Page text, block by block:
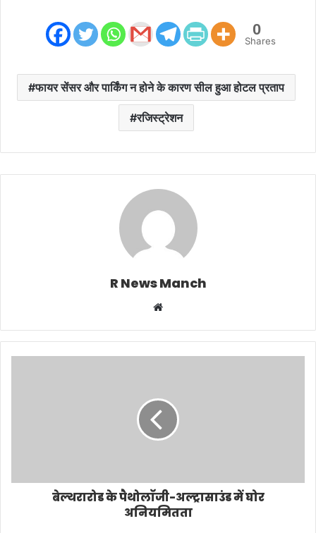
0
Shares
फायर सेंसर और पार्किंग न होने के कारण सील हुआ होटल प्रताप
रजिस्ट्रेशन
R News Manch
Website
बेल्थरारोड के पैथोलाॅजी-अल्ट्रासाउंड में घोर
अनियमितता